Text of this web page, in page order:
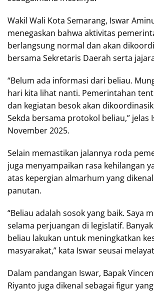
Wakil Wali Kota Semarang, Iswar
menegaskan bahwa aktivitas
berlangsung normal dan akan
bersama Sekretaris Daerah serta
“Belum ada informasi dari beliau.
hari kita lihat nanti. Pemerintahan
dan kegiatan besok akan
Sekda bersama protokol beliau,” jelas
November 2025.
Selain memastikan jalannya roda
juga menyampaikan rasa kehilangan
atas kepergian almarhum yang
panutan.
“Beliau adalah sosok yang baik. Saya
selama perjuangan di legislatif.
beliau lakukan untuk meningkatkan
masyarakat,” kata Iswar seusai
Dalam pandangan Iswar, Bapak
Riyanto juga dikenal sebagai figur